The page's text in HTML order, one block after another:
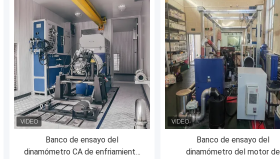
Banco de ensayo del
dinamómetro CA de enfriamiento
Banco de ensayo del
dinamómetro del motor de